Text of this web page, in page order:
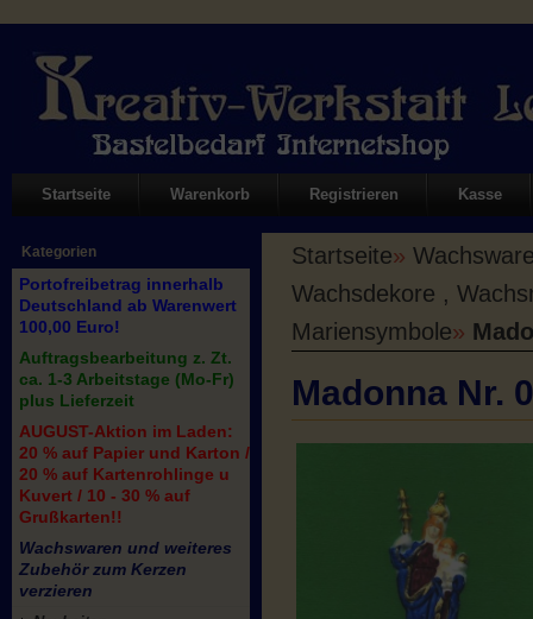
Startseite Warenkorb Registrieren Kasse
Kategorien
Portofreibetrag innerhalb
Deutschland ab Warenwert
100,00 Euro!
Auftragsbearbeitung z. Zt.
ca. 1-3 Arbeitstage (Mo-Fr)
plus Lieferzeit
AUGUST-Aktion im Laden:
20 % auf Papier und Karton /
20 % auf Kartenrohlinge u
Kuvert / 10 - 30 % auf
Grußkarten!!
Wachswaren und weiteres
Zubehör zum Kerzen
verzieren
Startseite»
Wachsdekore ,
Mariensymbole»
Madonna Nr.